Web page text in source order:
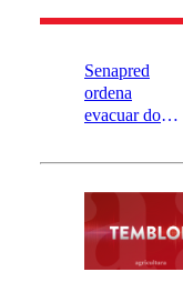
Senapred
ordena
evacuar dos
Carahue por
río Damas:
activa
mensajería
SAE